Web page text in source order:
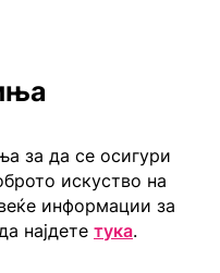
316
за да се осигури
искуство на
информации за
најдете тука.